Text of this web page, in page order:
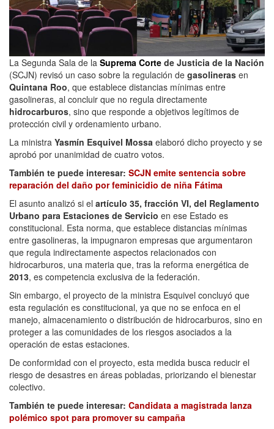
La Segunda Sala de la Suprema Corte de Justicia de la Nación
(SCJN) revisó un caso sobre la regulación de gasolineras en
Quintana Roo, que establece distancias mínimas entre
gasolineras, al concluir que no regula directamente
hidrocarburos, sino que responde a objetivos legítimos de
protección civil y ordenamiento urbano.
La ministra Yasmín Esquivel Mossa elaboró dicho proyecto y se
aprobó por unanimidad de cuatro votos.
También te puede interesar: SCJN emite sentencia sobre
reparación del daño por feminicidio de niña Fátima
El asunto analizó si el artículo 35, fracción VI, del Reglamento
Urbano para Estaciones de Servicio en ese Estado es
constitucional. Esta norma, que establece distancias mínimas
entre gasolineras, la impugnaron empresas que argumentaron
que regula indirectamente aspectos relacionados con
hidrocarburos, una materia que, tras la reforma energética de
2013, es competencia exclusiva de la federación.
Sin embargo, el proyecto de la ministra Esquivel concluyó que
esta regulación es constitucional, ya que no se enfoca en el
manejo, almacenamiento o distribución de hidrocarburos, sino en
proteger a las comunidades de los riesgos asociados a la
operación de estas estaciones.
De conformidad con el proyecto, esta medida busca reducir el
riesgo de desastres en áreas pobladas, priorizando el bienestar
colectivo.
También te puede interesar: Candidata a magistrada lanza
polémico spot para promover su campaña